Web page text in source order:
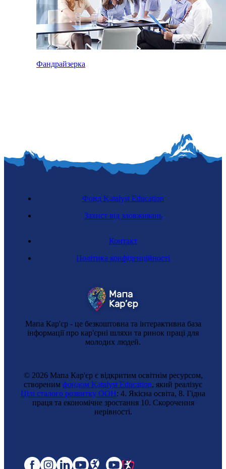
Фандрайзерка
Мапа Кар'єр - це безкоштовна та інтерактивна база
інформації про кар'єрні шляхи та ринок праці для
молодих людей.
Контакт
Політика конфіденційності
Фонд Katalyst Education
Захист від зловживань
© 2026 Мапа Кар'єр є відкритим освітнім ресурсом,
створеним фондом Katalyst Education, який реалізує
Цілі сталого розвитку ООН: 4. Якісна освіта, 8. Гідна
праця та економічне зростання 10. Cкорочення
нерівності.